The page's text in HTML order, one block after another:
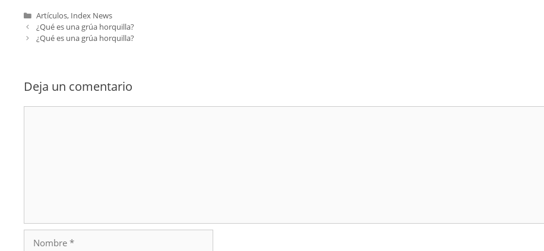
Categorías
Artículos, Index News
¿Qué es una grúa horquilla?
¿Qué es una grúa horquilla?
Deja un comentario